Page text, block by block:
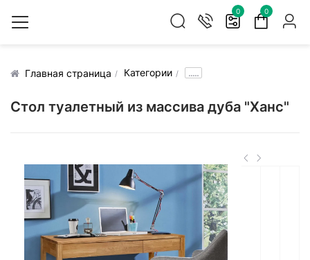
0 0
Главная страница Категории .....
Стол туалетный из массива дуба "Ханс"